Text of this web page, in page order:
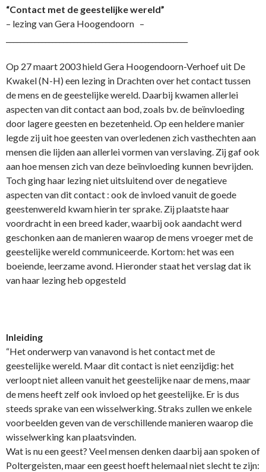
“Contact met de geestelijke wereld”
– lezing van Gera Hoogendoorn –
Op 27 maart 2003 hield Gera Hoogendoorn-Verhoef uit De
Kwakel (N-H) een lezing in Drachten over het contact tussen
de mens en de geestelijke wereld. Daarbij kwamen allerlei
aspecten van dit contact aan bod, zoals bv. de beïnvloeding
door lagere geesten en bezetenheid. Op een heldere manier
legde zij uit hoe geesten van overledenen zich vasthechten aan
mensen die lijden aan allerlei vormen van verslaving. Zij gaf ook
aan hoe mensen zich van deze beïnvloeding kunnen bevrijden.
Toch ging haar lezing niet uitsluitend over de negatieve
aspecten van dit contact : ook de invloed vanuit de goede
geestenwereld kwam hierin ter sprake. Zij plaatste haar
voordracht in een breed kader, waarbij ook aandacht werd
geschonken aan de manieren waarop de mens vroeger met de
geestelijke wereld communiceerde. Kortom: het was een
boeiende, leerzame avond. Hieronder staat het verslag dat ik
van haar lezing heb opgesteld
Inleiding
“Het o­nderwerp van vanavond is het contact met de
geestelijke wereld. Maar dit contact is niet eenzijdig: het
verloopt niet alleen vanuit het geestelijke naar de mens, maar
de mens heeft zelf ook invloed op het geestelijke. Er is dus
steeds sprake van een wisselwerking. Straks zullen we enkele
voorbeelden geven van de verschillende manieren waarop die
wisselwerking kan plaatsvinden.
Wat is nu een geest? Veel mensen denken daarbij aan spoken of
Poltergeisten, maar een geest hoeft helemaal niet slecht te zijn: